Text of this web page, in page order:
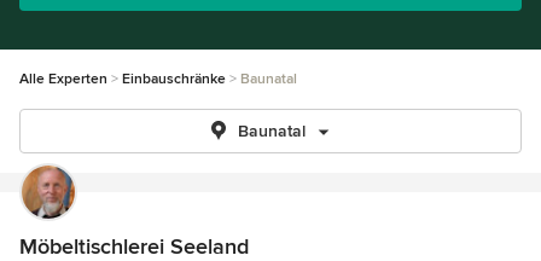
Alle Experten Einbauschränke Baunatal
Baunatal
Möbeltischlerei Seeland